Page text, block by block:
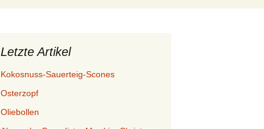
Letzte Artikel
Kokosnuss-Sauerteig-Scones
Osterzopf
Oliebollen